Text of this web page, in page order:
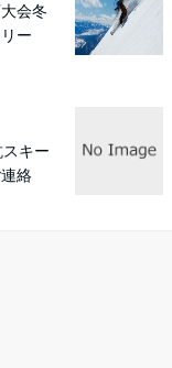
会冬
ー
キー
絡